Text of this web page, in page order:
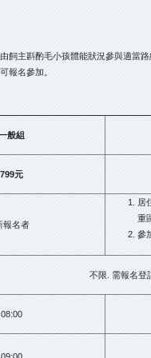
飼主斟酌毛小孩體能狀況參與適當路
報名參加。
般組
799元
報名者
居
重
參
不限. 需報名登
08:00